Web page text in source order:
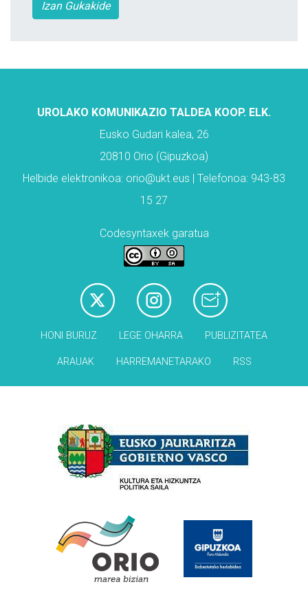
Izan Gukakide
UROLAKO KOMUNIKAZIO TALDEA KOOP. ELK.
Eusko Gudari kalea, 26
20810 Orio (Gipuzkoa)
Helbide elektronikoa: orio@ukt.eus | Telefonoa: 943-83
15 27
Codesyntaxek garatua
HONI BURUZ LEGE OHARRA PUBLIZITATEA
ARAUAK HARREMANETARAKO RSS